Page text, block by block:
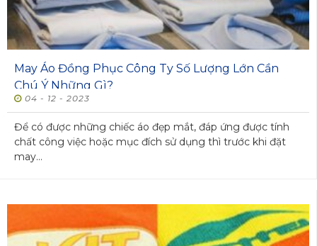
May Áo Đồng Phục Công Ty Số Lượng Lớn Cần
Chú Ý Những Gì?
04 - 12 - 2023
Để có được những chiếc áo đẹp mắt, đáp ứng được tính
chất công việc hoặc mục đích sử dụng thì trước khi đặt
may...